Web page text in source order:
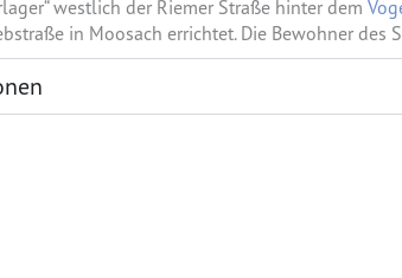
westlich der Riemer Straße hinter dem
in Moosach errichtet. Die Bewohner des